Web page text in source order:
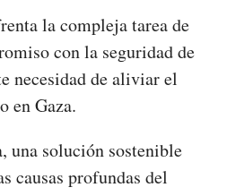
la compleja tarea de
con la seguridad de
necesidad de aliviar el
en Gaza.
una solución sostenible
causas profundas del